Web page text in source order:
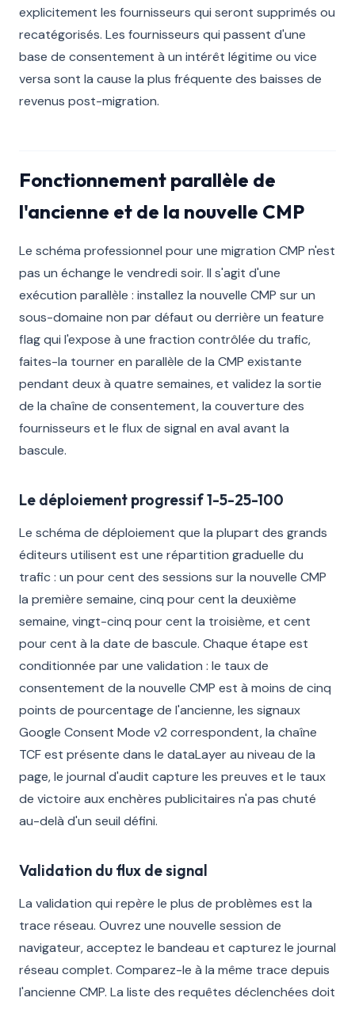
explicitement les fournisseurs qui seront supprimés ou
recatégorisés. Les fournisseurs qui passent d'une
base de consentement à un intérêt légitime ou vice
versa sont la cause la plus fréquente des baisses de
revenus post-migration.
Fonctionnement parallèle de
l'ancienne et de la nouvelle CMP
Le schéma professionnel pour une migration CMP n'est
pas un échange le vendredi soir. Il s'agit d'une
exécution parallèle : installez la nouvelle CMP sur un
sous-domaine non par défaut ou derrière un feature
flag qui l'expose à une fraction contrôlée du trafic,
faites-la tourner en parallèle de la CMP existante
pendant deux à quatre semaines, et validez la sortie
de la chaîne de consentement, la couverture des
fournisseurs et le flux de signal en aval avant la
bascule.
Le déploiement progressif 1-5-25-100
Le schéma de déploiement que la plupart des grands
éditeurs utilisent est une répartition graduelle du
trafic : un pour cent des sessions sur la nouvelle CMP
la première semaine, cinq pour cent la deuxième
semaine, vingt-cinq pour cent la troisième, et cent
pour cent à la date de bascule. Chaque étape est
conditionnée par une validation : le taux de
consentement de la nouvelle CMP est à moins de cinq
points de pourcentage de l'ancienne, les signaux
Google Consent Mode v2 correspondent, la chaîne
TCF est présente dans le dataLayer au niveau de la
page, le journal d'audit capture les preuves et le taux
de victoire aux enchères publicitaires n'a pas chuté
au-delà d'un seuil défini.
Validation du flux de signal
La validation qui repère le plus de problèmes est la
trace réseau. Ouvrez une nouvelle session de
navigateur, acceptez le bandeau et capturez le journal
réseau complet. Comparez-le à la même trace depuis
l'ancienne CMP. La liste des requêtes déclenchées doit